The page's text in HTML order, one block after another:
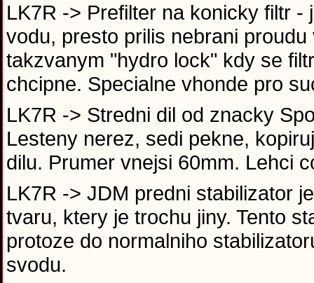
LK7R -> Prefilter na konicky filtr
vodu, presto prilis nebrani
takzvanym "hydro lock" kdy se
chcipne. Specialne vhonde pro
LK7R -> Stredni dil od znacky
Lesteny nerez, sedi pekne,
dilu. Prumer vnejsi 60mm. Lehci
LK7R -> JDM predni stabilizator
tvaru, ktery je trochu jiny. Tento
protoze do normalniho
svodu.